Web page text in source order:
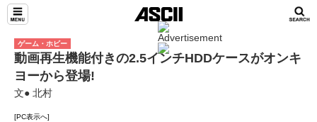
ゲーム・ホビー
動画再生機能付きの2.5インチHDDケースがオンキ
ヨーから登場!
文● 北村
[PC表示へ]